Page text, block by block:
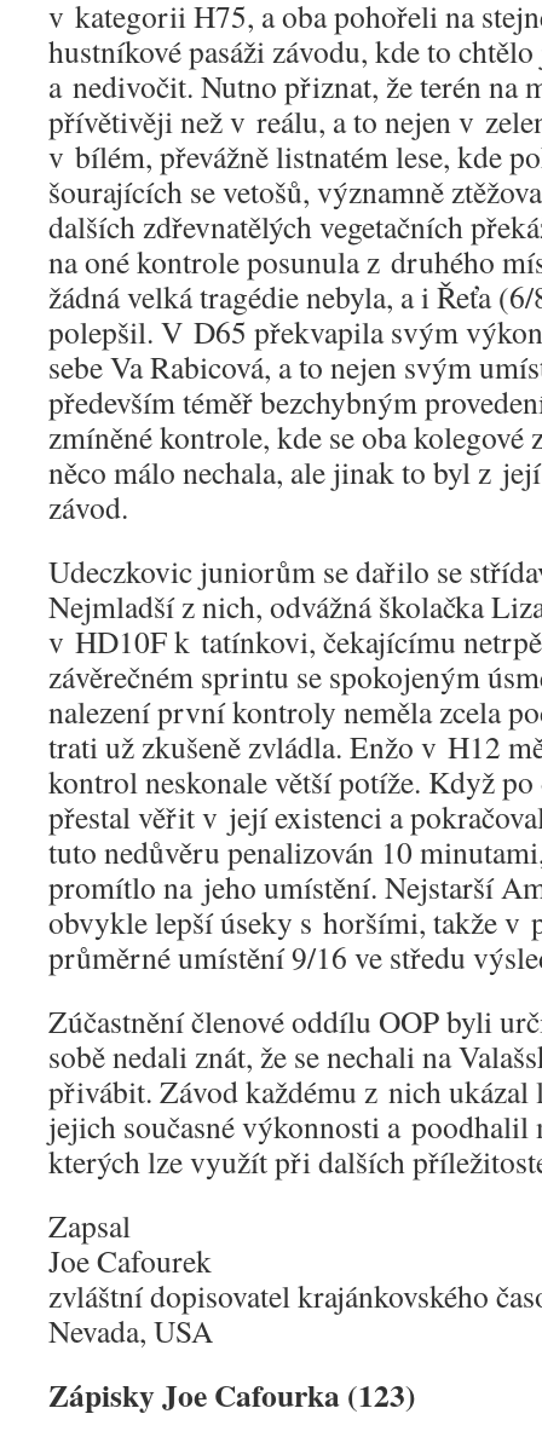
v kategorii H75, a oba pohořeli na
hustníkové pasáži závodu, kde to
a nedivočit. Nutno přiznat, že terén na
přívětivěji než v reálu, a to nejen v
v bílém, převážně listnatém lese, kde
šourajících se vetošů, významně
dalších zdřevnatělých vegetačních
na oné kontrole posunula z druhého
žádná velká tragédie nebyla, a i Řeťa
polepšil. V D65 překvapila svým
sebe Va Rabicová, a to nejen svým
především téměř bezchybným
zmíněné kontrole, kde se oba
něco málo nechala, ale jinak to byl z
závod.
Udeczkovic juniorům se dařilo se
Nejmladší z nich, odvážná školačka
v HD10F k tatínkovi, čekajícímu
závěrečném sprintu se spokojeným
nalezení první kontroly neměla zcela
trati už zkušeně zvládla. Enžo v H12
kontrol neskonale větší potíže. Když
přestal věřit v její existenci a
tuto nedůvěru penalizován 10
promítlo na jeho umístění. Nejstarší
obvykle lepší úseky s horšími, takže v
průměrné umístění 9/16 ve středu
Zúčastnění členové oddílu OOP byli
sobě nedali znát, že se nechali na
přivábit. Závod každému z nich
jejich současné výkonnosti a poodhalil
kterých lze využít při dalších
Zapsal
Joe Cafourek
zvláštní dopisovatel krajánkovského
Nevada, USA
Zápisky Joe Cafourka (123)